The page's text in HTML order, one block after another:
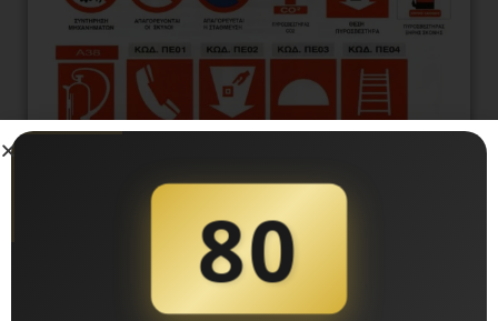
80